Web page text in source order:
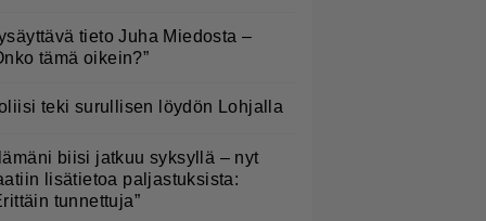
tieto Juha Miedosta –
tämä oikein?”
teki surullisen löydön Lohjalla
biisi jatkuu syksyllä – nyt
lisätietoa paljastuksista:
tunnettuja”